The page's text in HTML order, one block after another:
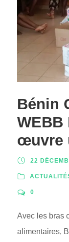
Bénin
WEBB
œuvre
22
0
Avec les bras
alimentaires,